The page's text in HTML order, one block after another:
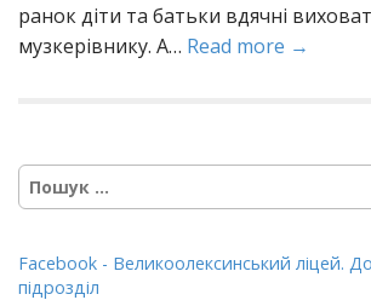
ранок діти та батьки вдячні
музкерівнику. А… Read more →
Пошук:
Facebook - Великоолексинський ліцей.
підрозділ